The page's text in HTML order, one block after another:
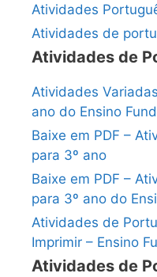
Atividades
Atividades de
Atividades de
Atividades
ano do Ensino
Baixe em PDF –
para 3º ano
Baixe em PDF –
para 3º ano do
Atividades de
Imprimir – Ensino
Atividades de